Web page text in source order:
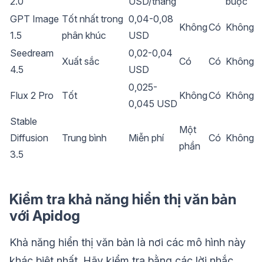
GPT Image
1.5
Tốt nhất trong
phân khúc
0,04-0,08
USD
KhôngCó Không
Seedream
4.5
Xuất sắc
0,02-0,04
USD
Có Có Không
Flux 2 Pro Tốt
0,025-
0,045 USD
KhôngCó Không
Stable
Diffusion
3.5
Trung bình Miễn phí
Một
phần
Có Không
Kiểm tra khả năng hiển thị văn bản
với Apidog
Khả năng hiển thị văn bản là nơi các mô hình này